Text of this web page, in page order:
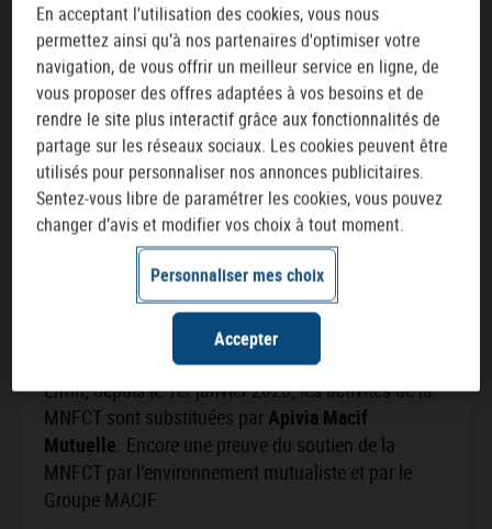
Notre écosystème
LaMNFCTn’avance pas seule. Mutuelle
indépendante à but non lucratif, elle est adhérente
de laMutualité Française(FNMF) et de la
Mutualité Fonction Publique(MFP), bénéficiant
ainsi d’un fort ancrage mutualiste et cela depuis
1933, année de sa création. Elle fait également
partie du groupeMACIFdepuis 2012, avec qui elle
partage les mêmes objectifs et les mêmes
engagements : accompagner et protéger ses
adhérents dans une culture de santé au travail.
Enfin, depuis le 1er janvier 2020, les activités de la
MNFCT sont substituées parApivia Macif
Mutuelle. Encore une preuve du soutien de la
MNFCT par l’environnement mutualiste et par le
Groupe MACIF.
En acceptant l'utilisation des cookies, vous nous
permettez ainsi qu’à nos partenaires d'optimiser votre
navigation, de vous offrir un meilleur service en ligne, de
vous proposer des offres adaptées à vos besoins et de
rendre le site plus interactif grâce aux fonctionnalités de
partage sur les réseaux sociaux. Les cookies peuvent être
utilisés pour personnaliser nos annonces publicitaires.
Sentez-vous libre de paramétrer les cookies, vous pouvez
changer d’avis et modifier vos choix à tout moment.
Personnaliser mes choix
Accepter